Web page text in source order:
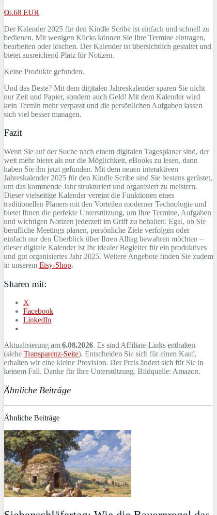
€6.68 EUR
Der Kalender 2025 für den Kindle Scribe ist einfach und schnell zu
bedienen. Mit wenigen Klicks können Sie Ihre Termine eintragen,
bearbeiten oder löschen. Der Kalender ist übersichtlich gestaltet und
bietet ausreichend Platz für Notizen.
Keine Produkte gefunden.
Und das Beste? Mit dem digitalen Jahreskalender sparen Sie nicht
nur Zeit und Papier, sondern auch Geld! Mit dem Kalender wird
kein Termin mehr verpasst und die persönlichen Aufgaben lassen
sich viel besser managen.
Fazit
Wenn Sie auf der Suche nach einem digitalen Tagesplaner sind, der
weit mehr bietet als nur die Möglichkeit, eBooks zu lesen, dann
haben Sie ihn jetzt gefunden. Mit dem neuen interaktiven
Jahreskalender 2025 für den Kindle Scribe sind Sie bestens gerüstet,
um das kommende Jahr strukturiert und organisiert zu meistern.
Dieser vielseitige Kalender vereint die Funktionen eines
traditionellen Planers mit den Vorteilen moderner Technologie und
bietet Ihnen die perfekte Unterstützung, um Ihre Termine, Aufgaben
und wichtigen Notizen jederzeit im Griff zu behalten. Egal, ob Sie
berufliche Meetings planen, persönliche Ziele verfolgen oder
einfach nur den Überblick über Ihren Alltag bewahren möchten –
dieser digitale Kalender ist Ihr idealer Begleiter für ein produktives
und gut organisiertes Jahr 2025. Weitere Angebote finden Sie zudem
in unserem Etsy-Shop.
Sharen mit:
X
Facebook
LinkedIn
Aktualisierung am 6.08.2026. Es sind Affiliate-Links enthalten
(siehe Transparenz-Seite). Entscheiden Sie sich für einen Kauf,
erhalten wir eine kleine Provision. Der Preis ändert sich für Sie in
keinem Fall. Danke für Ihre Unterstützung. Bildquelle: Amazon.
Ähnliche Beiträge
Ähnliche Beiträge